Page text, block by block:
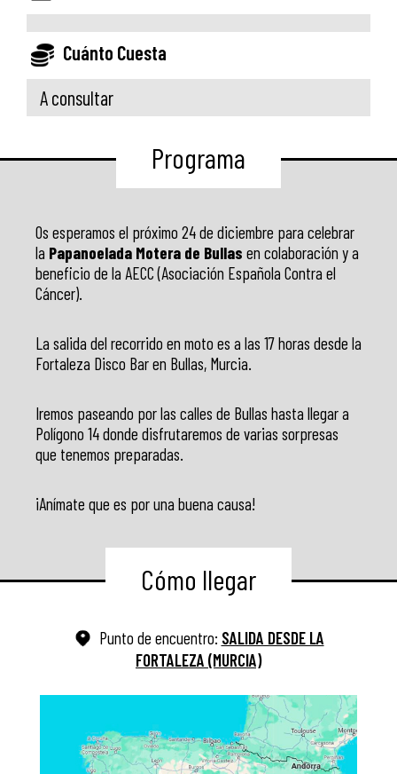
Cuánto Cuesta
A consultar
Programa
Os esperamos el próximo 24 de diciembre para celebrar
la Papanoelada Motera de Bullas en colaboración y a
beneficio de la AECC (Asociación Española Contra el
Cáncer).
La salida del recorrido en moto es a las 17 horas desde la
Fortaleza Disco Bar en Bullas, Murcia.
Iremos paseando por las calles de Bullas hasta llegar a
Polígono 14 donde disfrutaremos de varias sorpresas
que tenemos preparadas.
¡Anímate que es por una buena causa!
Cómo llegar
Punto de encuentro: SALIDA DESDE LA
FORTALEZA (MURCIA)